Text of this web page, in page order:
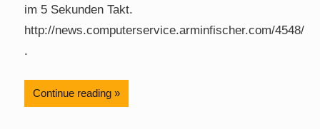
im 5 Sekunden Takt.
http://news.computerservice.arminfischer.com/4548/
.
Continue reading